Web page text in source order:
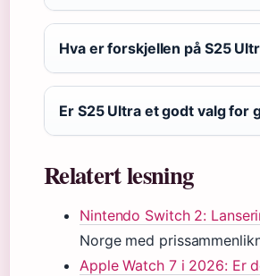
Hva er forskjellen på S25
Er S25 Ultra et godt valg for
Relatert lesning
Nintendo Switch 2:
Norge med
Apple Watch 7 i 2026: Er